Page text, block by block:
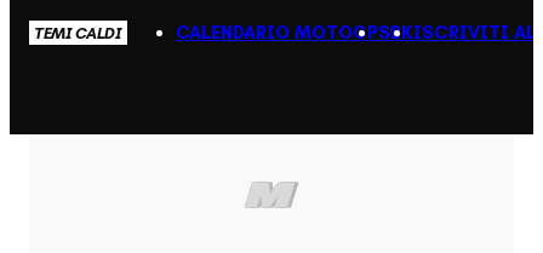
TEMI CALDI CALENDARIO MOTOGPSBKISCRIVITI AL